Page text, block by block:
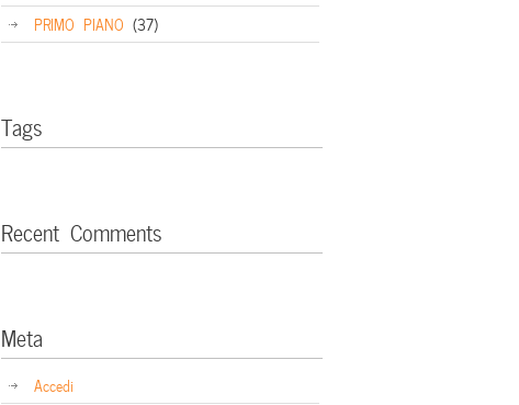
PRIMO PIANO (37)
Tags
Recent Comments
Meta
Accedi